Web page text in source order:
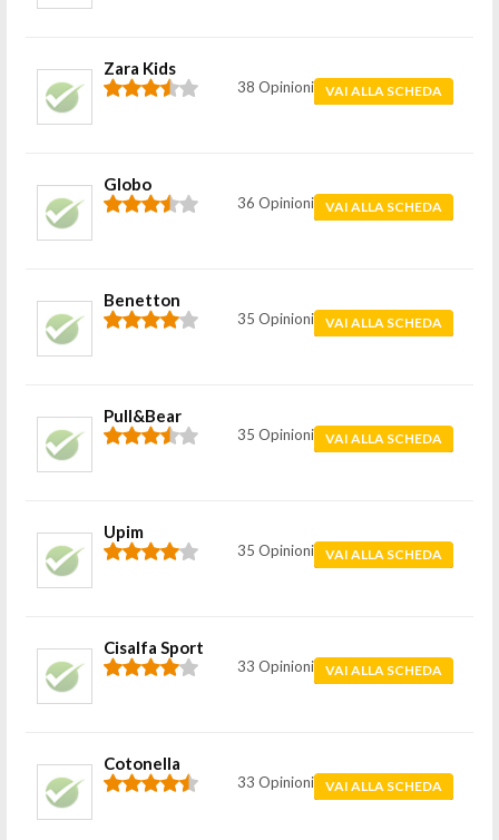
Zara Kids
38 Opinioni VAI ALLA SCHEDA
Globo
36 Opinioni VAI ALLA SCHEDA
Benetton
35 Opinioni VAI ALLA SCHEDA
Pull&Bear
35 Opinioni VAI ALLA SCHEDA
Upim
35 Opinioni VAI ALLA SCHEDA
Cisalfa Sport
33 Opinioni VAI ALLA SCHEDA
Cotonella
33 Opinioni VAI ALLA SCHEDA